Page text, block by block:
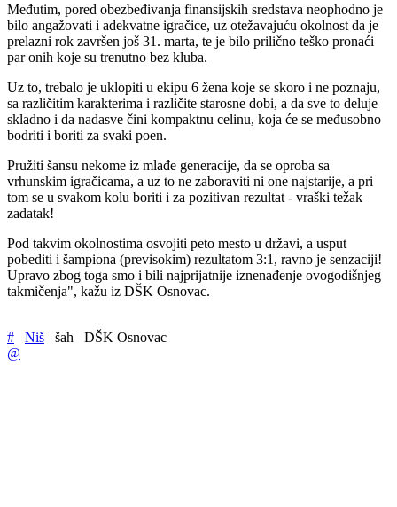
Međutim, pored obezbeđivanja finansijskih sredstava neophodno je
bilo angažovati i adekvatne igračice, uz otežavajuću okolnost da je
prelazni rok završen još 31. marta, te je bilo prilično teško pronaći
par onih koje su trenutno bez kluba.
Uz to, trebalo je uklopiti u ekipu 6 žena koje se skoro i ne poznaju,
sa različitim karakterima i različite starosne dobi, a da sve to deluje
skladno i da nadasve čini kompaktnu celinu, koja će se međusobno
bodriti i boriti za svaki poen.
Pružiti šansu nekome iz mlađe generacije, da se oproba sa
vrhunskim igračicama, a uz to ne zaboraviti ni one najstarije, a pri
tom se u svakom kolu boriti i za pozitivan rezultat - vraški težak
zadatak!
Pod takvim okolnostima osvojiti peto mesto u državi, a usput
pobediti i šampiona (previsokim) rezultatom 3:1, ravno je senzaciji!
Upravo zbog toga smo i bili najprijatnije iznenađenje ovogodišnjeg
takmičenja", kažu iz DŠK Osnovac.
# Niš šah
DŠK Osnovac
@